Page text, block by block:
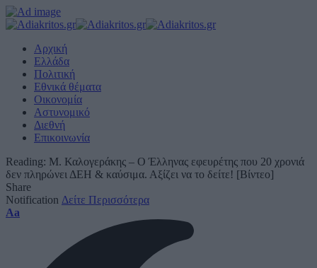
Αρχική
Ελλάδα
Πολιτική
Εθνικά θέματα
Οικονομία
Αστυνομικό
Διεθνή
Επικοινωνία
Reading: Μ. Καλογεράκης – Ο Έλληνας εφευρέτης που 20 χρονιά
δεν πληρώνει ΔΕΗ & καύσιμα. Αξίζει να το δείτε! [Βίντεο]
Share
Notification Δείτε Περισσότερα
Font
Aa